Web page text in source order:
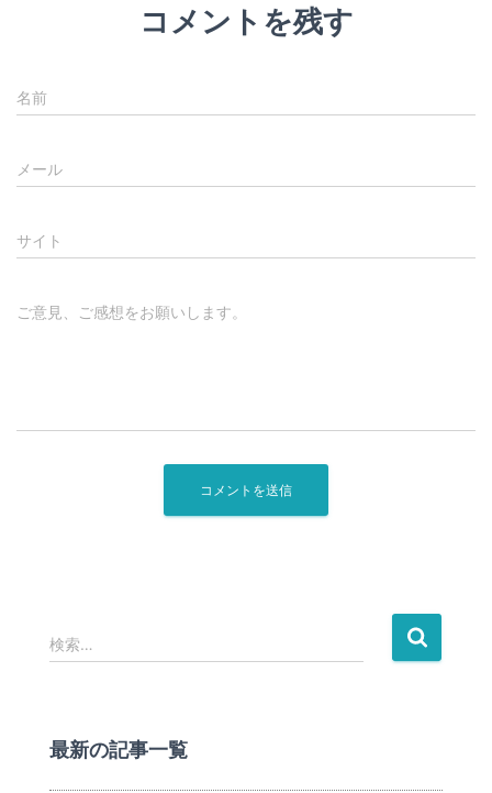
コメントを残す
名前
メール
サイト
ご意見、ご感想をお願いします。
検
索
検索…
最新の記事一覧